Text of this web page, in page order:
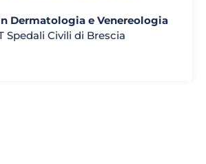
Dermatologia e Venereologia
Spedali Civili di Brescia